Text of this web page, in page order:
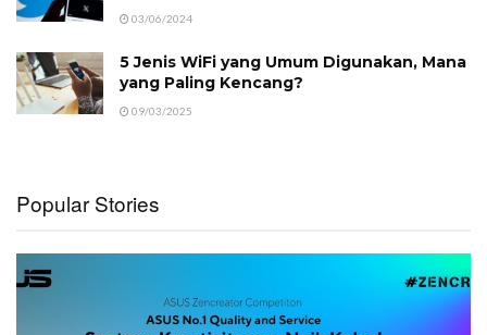
03/06/2024
5 Jenis WiFi yang Umum Digunakan, Mana
yang Paling Kencang?
09/03/2025
Popular Stories